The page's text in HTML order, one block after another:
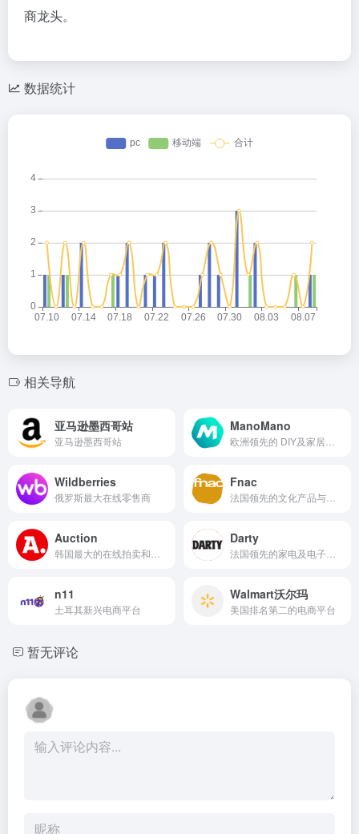
商龙头。
数据统计
相关导航
亚马逊墨西哥站
亚马逊墨西哥站
ManoMano
Wildberries
俄罗斯最大在线零售商
Fnac
Auction Darty
n11
土耳其新兴电商平台
Walmart沃尔玛
美国排名第二的电商平台
暂无评论